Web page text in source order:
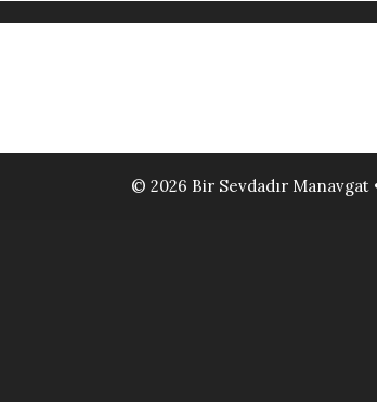
© 2026 Bir Sevdadır Manavgat